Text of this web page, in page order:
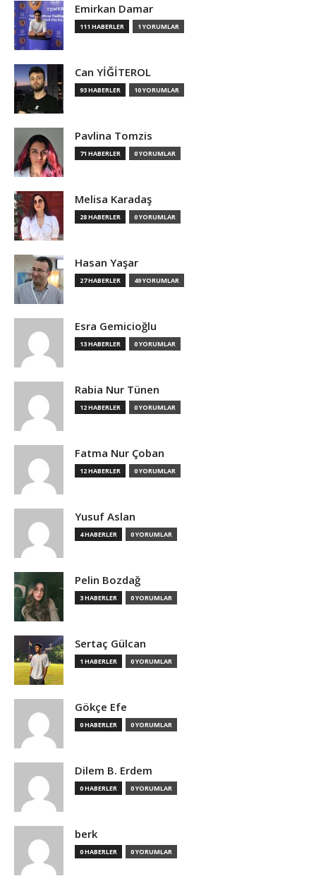
Emirkan Damar
111 HABERLER 1 YORUMLAR
Can YİĞİTEROL
93 HABERLER 10 YORUMLAR
Pavlina Tomzis
71 HABERLER 0 YORUMLAR
Melisa Karadaş
28 HABERLER 0 YORUMLAR
Hasan Yaşar
27 HABERLER 49 YORUMLAR
Esra Gemicioğlu
13 HABERLER 0 YORUMLAR
Rabia Nur Tünen
12 HABERLER 0 YORUMLAR
Fatma Nur Çoban
12 HABERLER 0 YORUMLAR
Yusuf Aslan
4 HABERLER 0 YORUMLAR
Pelin Bozdağ
3 HABERLER 0 YORUMLAR
Sertaç Gülcan
1 HABERLER 0 YORUMLAR
Gökçe Efe
0 HABERLER 0 YORUMLAR
Dilem B. Erdem
0 HABERLER 0 YORUMLAR
berk
0 HABERLER 0 YORUMLAR